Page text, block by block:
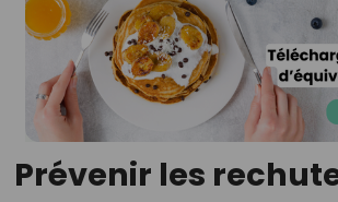
Prévenir les